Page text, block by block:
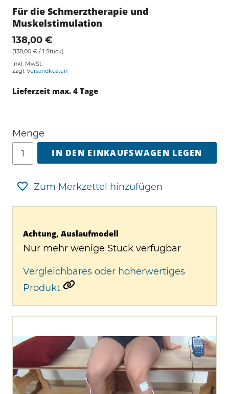
Für die Schmerztherapie und
Muskelstimulation
138,00 €
(138,00 € / 1 Stück)
inkl. MwSt.
zzgl. Versandkosten
Lieferzeit max. 4 Tage
Menge
IN DEN EINKAUFSWAGEN LEGEN
Zum Merkzettel hinzufügen
Achtung, Auslaufmodell
Nur mehr wenige Stück verfügbar
Vergleichbares oder höherwertiges
Produkt